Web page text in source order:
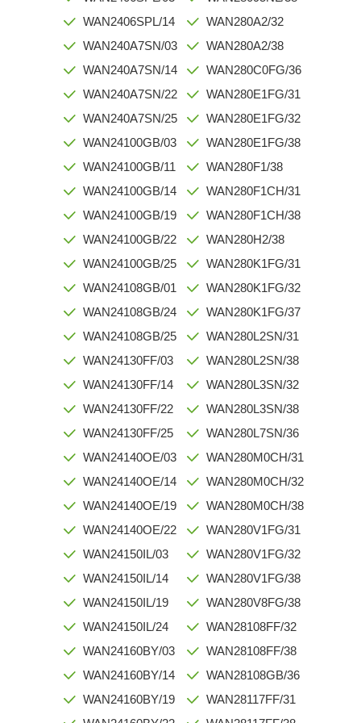
WAN2406SPL/14
WAN240A7SN/03
WAN240A7SN/14
WAN240A7SN/22
WAN240A7SN/25
WAN24100GB/03
WAN24100GB/11
WAN24100GB/14
WAN24100GB/19
WAN24100GB/22
WAN24100GB/25
WAN24108GB/01
WAN24108GB/24
WAN24108GB/25
WAN24130FF/03
WAN24130FF/14
WAN24130FF/22
WAN24130FF/25
WAN24140OE/03
WAN24140OE/14
WAN24140OE/19
WAN24140OE/22
WAN24150IL/03
WAN24150IL/14
WAN24150IL/19
WAN24150IL/24
WAN24160BY/03
WAN24160BY/14
WAN24160BY/19
WAN280A2/32
WAN280A2/38
WAN280C0FG/36
WAN280E1FG/31
WAN280E1FG/32
WAN280E1FG/38
WAN280F1/38
WAN280F1CH/31
WAN280F1CH/38
WAN280H2/38
WAN280K1FG/31
WAN280K1FG/32
WAN280K1FG/37
WAN280L2SN/31
WAN280L2SN/38
WAN280L3SN/32
WAN280L3SN/38
WAN280L7SN/36
WAN280M0CH/31
WAN280M0CH/32
WAN280M0CH/38
WAN280V1FG/31
WAN280V1FG/32
WAN280V1FG/38
WAN280V8FG/38
WAN28108FF/32
WAN28108FF/38
WAN28108GB/36
WAN28117FF/31